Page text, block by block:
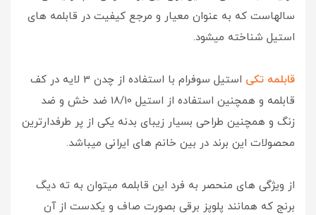
سالهاست که به عنوان معیار و مرجع کیفیت در قابلمه های
استیل شناخته میشود.
قابلمه تکی
استیل سوفرام با استفاده از چدن 3 لایه در کف
قابلمه و همچنین استفاده از استیل 18/10 ضد خش و ضد
زنگ و همچنین طراحی بسیار زیبای بدنه یکی از پر طرفدارترین
محصولات این برند در بین خانم های ایرانی میباشد.
از ویژگی های منحصر به فرد این قابلمه میتوان به ته دیگ
برنج که همانند پلوپز برقی بصورت صاف و یکدست از آن